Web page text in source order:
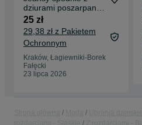
dziurami poszarpane
wakacje bershka
denim xs
25 zł
29,38 zł z Pakietem
Ochronnym
Kraków, Łagiewniki-Borek
Fałęcki
23 lipca 2026